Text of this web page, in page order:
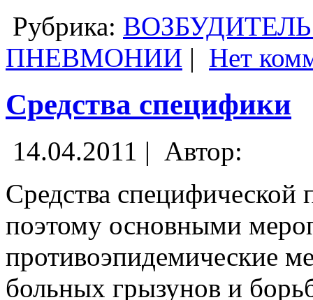
Рубрика:
ПНЕВМОНИИ | Нет
Средства специфики
14.04.2011 | Автор:
Средства специфической
поэтому основными
противоэпидемические
больных грызунов и